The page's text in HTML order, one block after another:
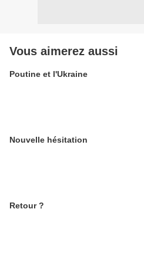
Vous aimerez aussi
Poutine et l'Ukraine
Nouvelle hésitation
Retour ?